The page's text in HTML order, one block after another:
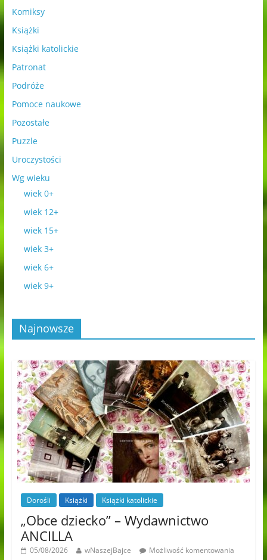
Komiksy
Książki
Książki katolickie
Patronat
Podróże
Pomoce naukowe
Pozostałe
Puzzle
Uroczystości
Wg wieku
wiek 0+
wiek 12+
wiek 15+
wiek 3+
wiek 6+
wiek 9+
Najnowsze
Dorośli Książki Książki katolickie
„Obce dziecko” – Wydawnictwo
ANCILLA
05/08/2026 wNaszejBajce
Możliwość komentowania